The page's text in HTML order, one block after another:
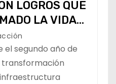
LOGROS QUE
LA VIDA
JUAN
el segundo año de